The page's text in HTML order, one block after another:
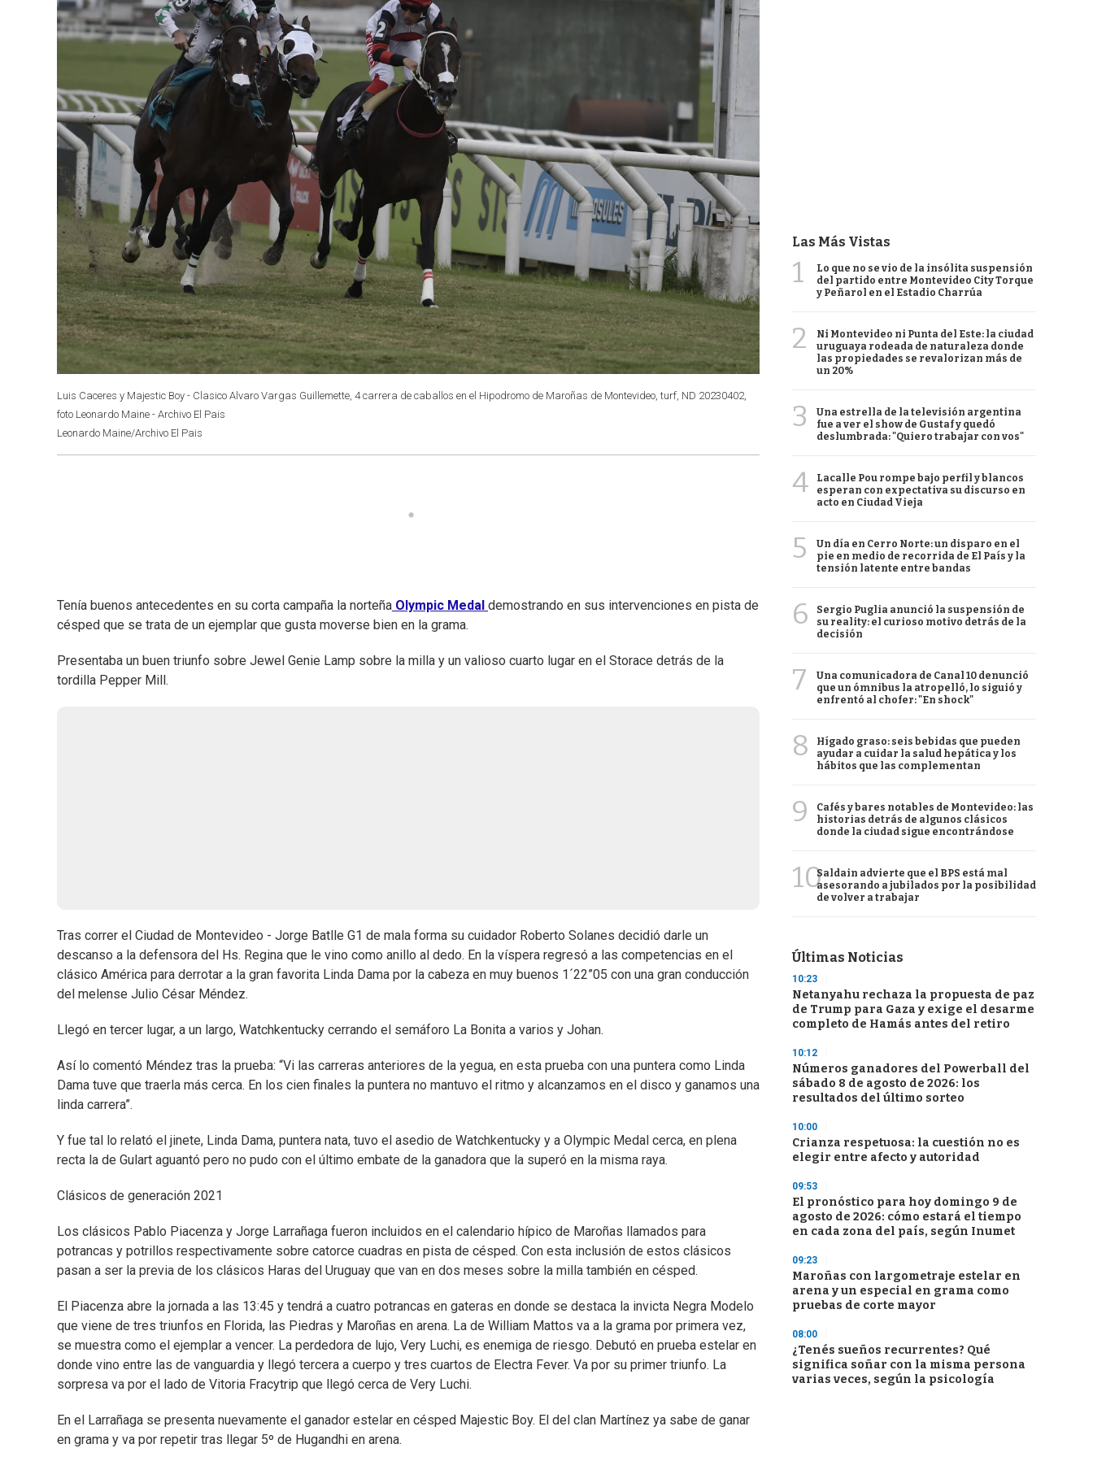
Luis Caceres y Majestic Boy - Clasico Alvaro Vargas Guillemette, 4 carrera de caballos en el Hipodromo de Maroñas de Montevideo, turf, ND 20230402,
foto Leonardo Maine - Archivo El Pais
Leonardo Maine/Archivo El Pais
Tenía buenos antecedentes en su corta campaña la norteña Olympic Medal demostrando en sus intervenciones en pista de
césped que se trata de un ejemplar que gusta moverse bien en la grama.
Presentaba un buen triunfo sobre Jewel Genie Lamp sobre la milla y un valioso cuarto lugar en el Storace detrás de la
tordilla Pepper Mill.
Tras correr el Ciudad de Montevideo - Jorge Batlle G1 de mala forma su cuidador Roberto Solanes decidió darle un
descanso a la defensora del Hs. Regina que le vino como anillo al dedo. En la víspera regresó a las competencias en el
clásico América para derrotar a la gran favorita Linda Dama por la cabeza en muy buenos 1´22”05 con una gran conducción
del melense Julio César Méndez.
Llegó en tercer lugar, a un largo, Watchkentucky cerrando el semáforo La Bonita a varios y Johan.
Así lo comentó Méndez tras la prueba: “Vi las carreras anteriores de la yegua, en esta prueba con una puntera como Linda
Dama tuve que traerla más cerca. En los cien finales la puntera no mantuvo el ritmo y alcanzamos en el disco y ganamos una
linda carrera”.
Y fue tal lo relató el jinete, Linda Dama, puntera nata, tuvo el asedio de Watchkentucky y a Olympic Medal cerca, en plena
recta la de Gulart aguantó pero no pudo con el último embate de la ganadora que la superó en la misma raya.
Clásicos de generación 2021
Los clásicos Pablo Piacenza y Jorge Larrañaga fueron incluidos en el calendario hípico de Maroñas llamados para
potrancas y potrillos respectivamente sobre catorce cuadras en pista de césped. Con esta inclusión de estos clásicos
pasan a ser la previa de los clásicos Haras del Uruguay que van en dos meses sobre la milla también en césped.
El Piacenza abre la jornada a las 13:45 y tendrá a cuatro potrancas en gateras en donde se destaca la invicta Negra Modelo
que viene de tres triunfos en Florida, las Piedras y Maroñas en arena. La de William Mattos va a la grama por primera vez,
se muestra como el ejemplar a vencer. La perdedora de lujo, Very Luchi, es enemiga de riesgo. Debutó en prueba estelar en
donde vino entre las de vanguardia y llegó tercera a cuerpo y tres cuartos de Electra Fever. Va por su primer triunfo. La
sorpresa va por el lado de Vitoria Fracytrip que llegó cerca de Very Luchi.
En el Larrañaga se presenta nuevamente el ganador estelar en césped Majestic Boy. El del clan Martínez ya sabe de ganar
en grama y va por repetir tras llegar 5º de Hugandhi en arena.
Las Más Vistas
1
Lo que no se vio de la insólita suspensión
del partido entre Montevideo City Torque
y Peñarol en el Estadio Charrúa
2
Ni Montevideo ni Punta del Este: la ciudad
uruguaya rodeada de naturaleza donde
las propiedades se revalorizan más de
un 20%
3
Una estrella de la televisión argentina
fue a ver el show de Gustaf y quedó
deslumbrada: "Quiero trabajar con vos"
4
Lacalle Pou rompe bajo perfil y blancos
esperan con expectativa su discurso en
acto en Ciudad Vieja
5
Un día en Cerro Norte: un disparo en el
pie en medio de recorrida de El País y la
tensión latente entre bandas
6
Sergio Puglia anunció la suspensión de
su reality: el curioso motivo detrás de la
decisión
7
Una comunicadora de Canal 10 denunció
que un ómnibus la atropelló, lo siguió y
enfrentó al chofer: "En shock"
8
Hígado graso: seis bebidas que pueden
ayudar a cuidar la salud hepática y los
hábitos que las complementan
9
Cafés y bares notables de Montevideo: las
historias detrás de algunos clásicos
donde la ciudad sigue encontrándose
10Saldain advierte que el BPS está mal
asesorando a jubilados por la posibilidad
de volver a trabajar
Últimas Noticias
10:23
Netanyahu rechaza la propuesta de paz
de Trump para Gaza y exige el desarme
completo de Hamás antes del retiro
10:12
Números ganadores del Powerball del
sábado 8 de agosto de 2026: los
resultados del último sorteo
10:00
Crianza respetuosa: la cuestión no es
elegir entre afecto y autoridad
09:53
El pronóstico para hoy domingo 9 de
agosto de 2026: cómo estará el tiempo
en cada zona del país, según Inumet
09:23
Maroñas con largometraje estelar en
arena y un especial en grama como
pruebas de corte mayor
08:00
¿Tenés sueños recurrentes? Qué
significa soñar con la misma persona
varias veces, según la psicología